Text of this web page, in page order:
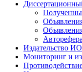
Издательство
Мониторинг и